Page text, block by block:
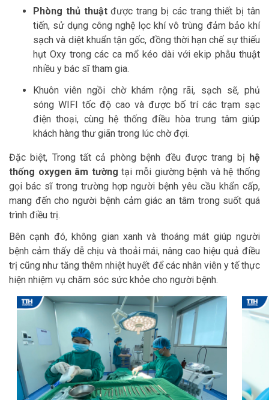
Phòng thủ thuậtđược trang bị các trang thiết bị tân
tiến, sử dụng công nghệ lọc khí vô trùng đảm bảo khí
sạch và diệt khuẩn tận gốc, đồng thời hạn chế sự thiếu
hụt Oxy trong các ca mổ kéo dài với ekip phẫu thuật
nhiều y bác sĩ tham gia.
Khuôn viên ngồi chờ khám rộng rãi, sạch sẽ, phủ
sóng WIFI tốc độ cao và được bố trí các trạm sạc
điện thoại, cùng hệ thống điều hòa trung tâm giúp
khách hàng thư giãn trong lúc chờ đợi.
Đặc biệt, Trong tất cả phòng bệnh đều được trang bị hệ
thống oxygen âm tường tại mỗi giường bệnh và hệ thống
gọi bác sĩ trong trường hợp người bệnh yêu cầu khẩn cấp,
mang đến cho người bệnh cảm giác an tâm trong suốt quá
trình điều trị.
Bên cạnh đó, không gian xanh và thoáng mát giúp người
bệnh cảm thấy dễ chịu và thoải mái, nâng cao hiệu quả điều
trị cũng như tăng thêm nhiệt huyết để các nhân viên y tế thực
hiện nhiệm vụ chăm sóc sức khỏe cho người bệnh.